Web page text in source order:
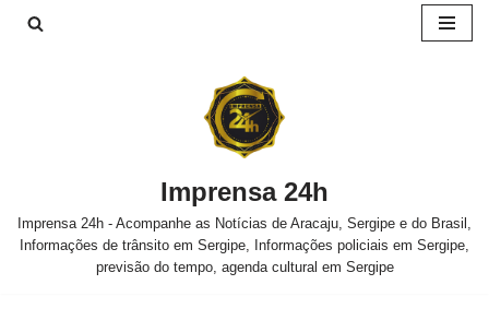
Imprensa 24h
Imprensa 24h - Acompanhe as Notícias de Aracaju, Sergipe e do Brasil,
Informações de trânsito em Sergipe, Informações policiais em Sergipe,
previsão do tempo, agenda cultural em Sergipe